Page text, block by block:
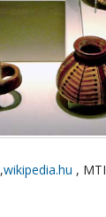
,wikipedia.hu , MTI